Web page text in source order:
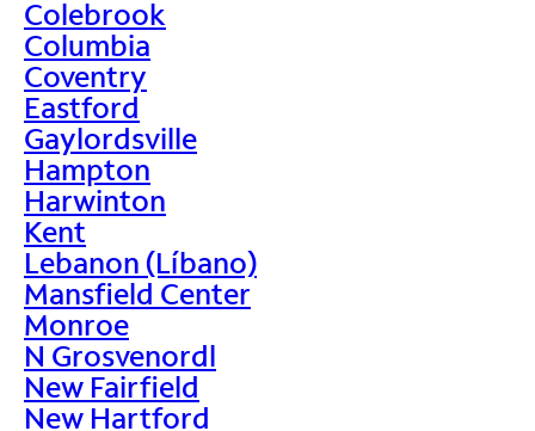
Colebrook
Columbia
Coventry
Eastford
Gaylordsville
Hampton
Harwinton
Kent
Lebanon (Líbano)
Mansfield Center
Monroe
N Grosvenordl
New Fairfield
New Hartford